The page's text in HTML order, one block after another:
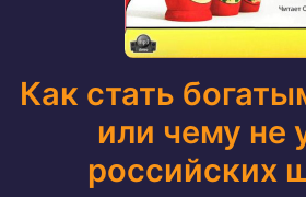
Как стать
или чему не
российских